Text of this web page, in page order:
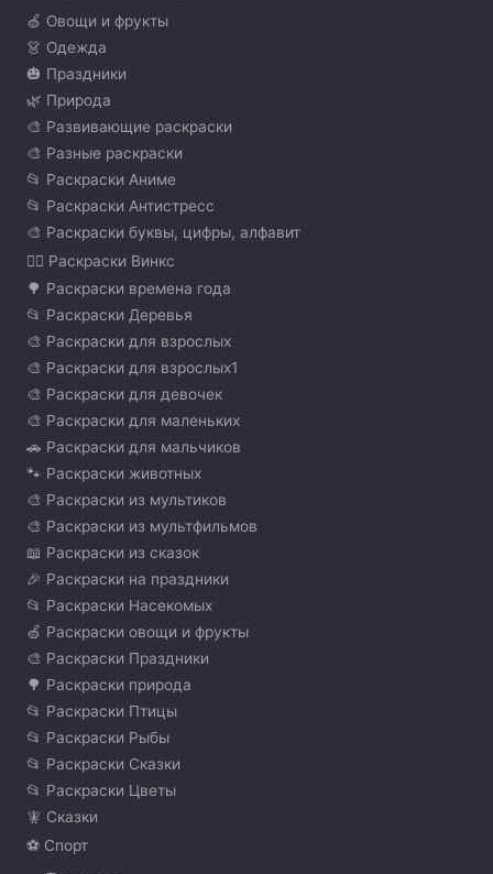
🍏 Овощи и фрукты
👗 Одежда
🎃 Праздники
🌿 Природа
🎨 Развивающие раскраски
🎨 Разные раскраски
📂 Раскраски Аниме
📂 Раскраски Антистресс
🎨 Раскраски буквы, цифры, алфавит
🧚‍♀️ Раскраски Винкс
🌳 Раскраски времена года
📂 Раскраски Деревья
🎨 Раскраски для взрослых
🎨 Раскраски для взрослых1
🎨 Раскраски для девочек
🎨 Раскраски для маленьких
🚗 Раскраски для мальчиков
🐾 Раскраски животных
🎨 Раскраски из мультиков
🎨 Раскраски из мультфильмов
📖 Раскраски из сказок
🎉 Раскраски на праздники
📂 Раскраски Насекомых
🍏 Раскраски овощи и фрукты
🎨 Раскраски Праздники
🌳 Раскраски природа
📂 Раскраски Птицы
📂 Раскраски Рыбы
📂 Раскраски Сказки
📂 Раскраски Цветы
🧚 Сказки
⚽ Спорт